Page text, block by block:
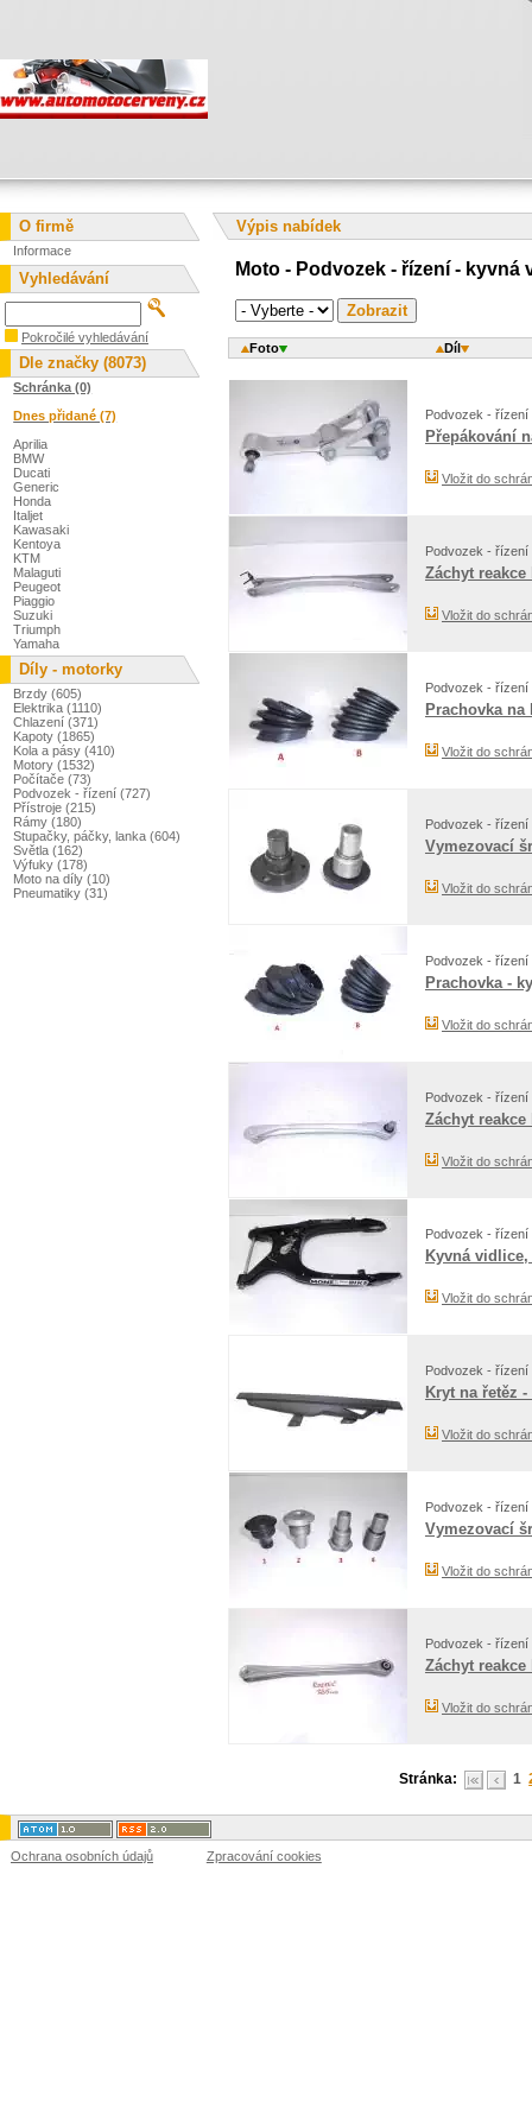
Výpis nabídek
Moto - Podvozek - řízení - kyvná
Foto Díl
Podvozek - řízení
Přepákování
Vložit do
Podvozek - řízení
Záchyt
Vložit do
Podvozek - řízení
Prachovka na
Vložit do
Podvozek - řízení
Vymezovací
Vložit do
Podvozek - řízení
Prachovka -
Vložit do
Podvozek - řízení
Záchyt
Vložit do
Podvozek - řízení
Kyvná
Vložit do
Podvozek - řízení
Kryt na řetěz
Vložit do
Podvozek - řízení
Vymezovací
Vložit do
Podvozek - řízení
Záchyt
Vložit do
Stránka: 1
O firmě
Informace
Vyhledávání
Pokročilé vyhledávání
Dle značky (8073)
Schránka (0)
Dnes přidané (7)
Aprilia
BMW
Ducati
Generic
Honda
Italjet
Kawasaki
Kentoya
KTM
Malaguti
Peugeot
Piaggio
Suzuki
Triumph
Yamaha
Díly - motorky
Brzdy (605)
Elektrika (1110)
Chlazení (371)
Kapoty (1865)
Kola a pásy (410)
Motory (1532)
Počítače (73)
Podvozek - řízení (727)
Přístroje (215)
Rámy (180)
Stupačky, páčky, lanka (604)
Světla (162)
Výfuky (178)
Moto na díly (10)
Pneumatiky (31)
Ochrana osobních údajů Zpracování cookies